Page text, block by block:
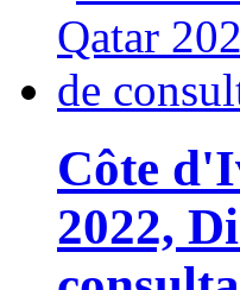
Côte
2022,